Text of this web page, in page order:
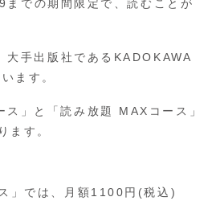
での期間限定で、読むことが
手出版社であるKADOKAWA
ます。
ス」と「読み放題 MAXコース」
ます。
」では、月額1100円(税込)